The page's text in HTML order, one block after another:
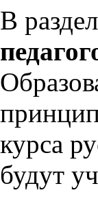
В
курса
будут